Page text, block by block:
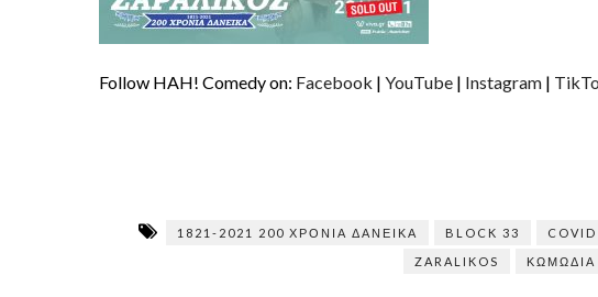
Follow HAH! Comedy on: Facebook | YouTube | Instagram |
1821-2021 200 ΧΡΌΝΙΑ ΔΑΝΕΙΚΆ BLOCK 33
ZARALIKOS
ΚΩΜΩΔΊΑ